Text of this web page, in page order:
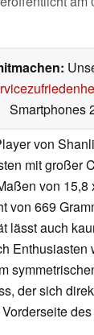
Smartphones
von
mit großer
von 15,8
von 669
lässt auch
der sich